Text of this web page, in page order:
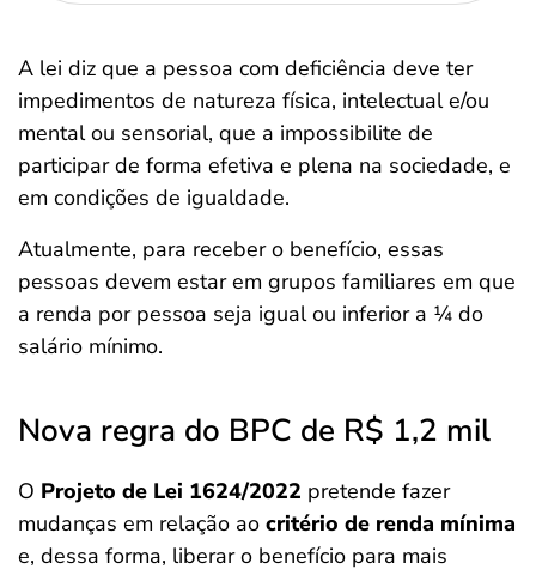
A lei diz que a pessoa com deficiência deve ter
impedimentos de natureza física, intelectual e/ou
mental ou sensorial, que a impossibilite de
participar de forma efetiva e plena na sociedade, e
em condições de igualdade.
Atualmente, para receber o benefício, essas
pessoas devem estar em grupos familiares em que
a renda por pessoa seja igual ou inferior a ¼ do
salário mínimo.
Nova regra do BPC de R$ 1,2 mil
O Projeto de Lei 1624/2022 pretende fazer
mudanças em relação ao critério de renda mínima
e, dessa forma, liberar o benefício para mais